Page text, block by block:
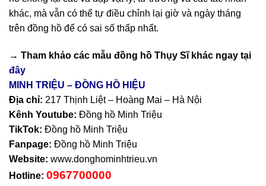
khác, mà vẫn có thể tự điều chỉnh lại giờ và ngày tháng
trên đồng hồ để có sai số thấp nhất.
→ Tham khảo các mẫu đồng hồ Thụy Sĩkhác ngay tại
đây
MINH TRIỆU – ĐỒNG HỒ HIỆU
Địa chỉ: 217 Thịnh Liệt – Hoàng Mai – Hà Nội
Kênh Youtube: Đồng hồ Minh Triệu
TikTok: Đồng hồ Minh Triệu
Fanpage: Đồng hồ Minh Triệu
Website: www.donghominhtrieu.vn
Hotline: 0967700000